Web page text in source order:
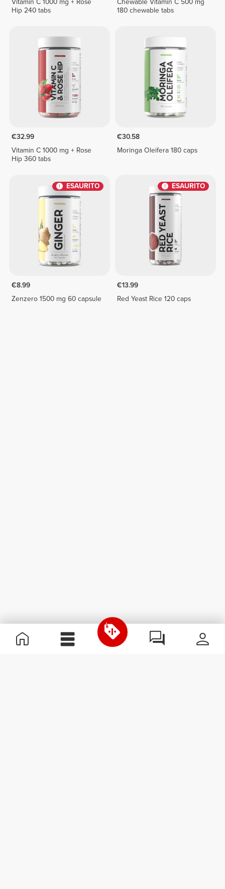
Vitamin C 1000 mg + Rose
Hip 240 tabs
Chewable Vitamin C 500 mg
180 chewable tabs
€32.99
Vitamin C 1000 mg + Rose
Hip 360 tabs
€30.58
Moringa Oleifera 180 caps
ESAURITO
€8.99
Zenzero 1500 mg 60 capsule
ESAURITO
€13.99
Red Yeast Rice 120 caps